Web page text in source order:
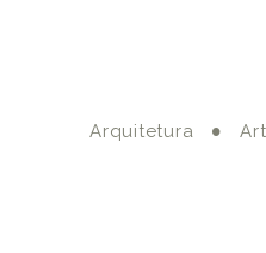
Arquitetura